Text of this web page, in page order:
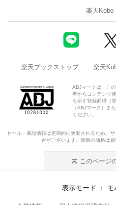
楽天Kobo
楽天ブックストップ 楽天
ABJマークは、こ
者からコンテンツ
を示す登録商標（
［ABJマーク］ま
ください。
セール・商品情報は定期的に更新されるため、
合がございます。最新の価格は買
このページ
表示モード モ